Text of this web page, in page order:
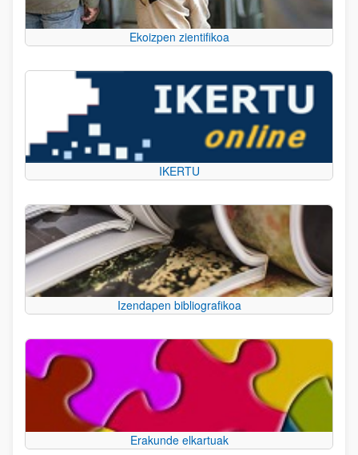
Ekoizpen zientifikoa
IKERTU
Izendapen bibliografikoa
Erakunde elkartuak